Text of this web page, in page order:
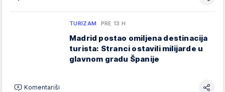
TURIZAM PRE 13 H
Madrid postao omiljena destinacija
turista: Stranci ostavili milijarde u
glavnom gradu Španije
Komentariši